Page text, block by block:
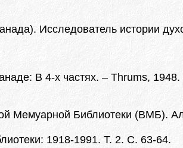
Исследователь истории
В 4-х частях. – Thrums, 1948.
Мемуарной Библиотеки (ВМБ).
1918-1991. Т. 2. С. 63-64.